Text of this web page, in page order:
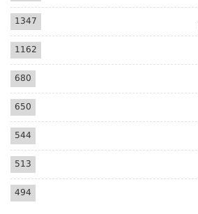
1347
1162
680
650
544
513
494